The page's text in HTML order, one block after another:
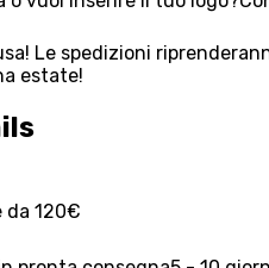
Le spedizioni
estate!
da 120€